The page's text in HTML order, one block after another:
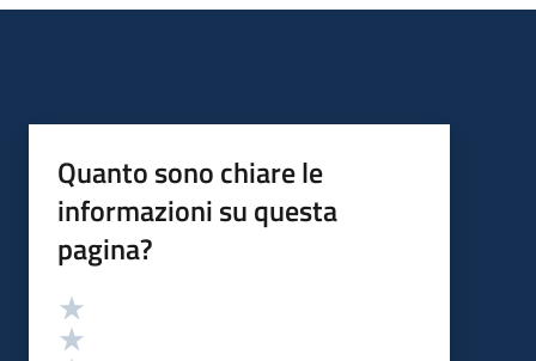
Quanto sono chiare le
informazioni su questa
pagina?
Valutazione